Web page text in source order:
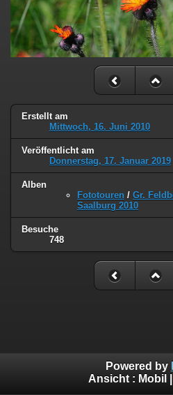
Erstellt am
Mittwoch, 16. Juni 2010
Veröffentlicht am
Donnerstag, 17. Januar 2019
Alben
Fototouren / Gr.
Saalburg 2010
Besuche
748
Powered by
Ansicht : Mobil